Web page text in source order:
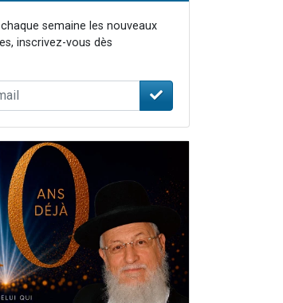
semaine les nouveaux
inscrivez-vous dès